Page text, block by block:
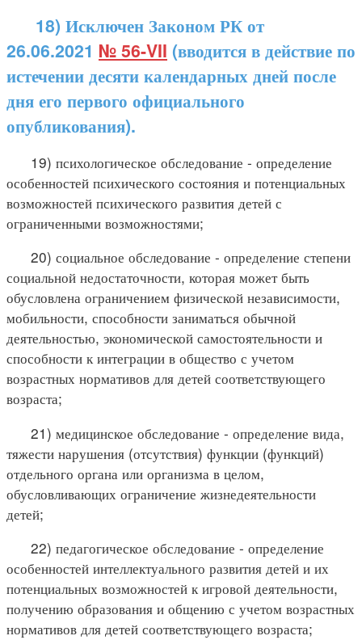
18) Исключен Законом РК от
26.06.2021 № 56-VII (вводится в действие по
истечении десяти календарных дней после
дня его первого официального
опубликования).
19) психологическое обследование - определение
особенностей психического состояния и потенциальных
возможностей психического развития детей с
ограниченными возможностями;
20) социальное обследование - определение степени
социальной недостаточности, которая может быть
обусловлена ограничением физической независимости,
мобильности, способности заниматься обычной
деятельностью, экономической самостоятельности и
способности к интеграции в общество с учетом
возрастных нормативов для детей соответствующего
возраста;
21) медицинское обследование - определение вида,
тяжести нарушения (отсутствия) функции (функций)
отдельного органа или организма в целом,
обусловливающих ограничение жизнедеятельности
детей;
22) педагогическое обследование - определение
особенностей интеллектуального развития детей и их
потенциальных возможностей к игровой деятельности,
получению образования и общению с учетом возрастных
нормативов для детей соответствующего возраста;